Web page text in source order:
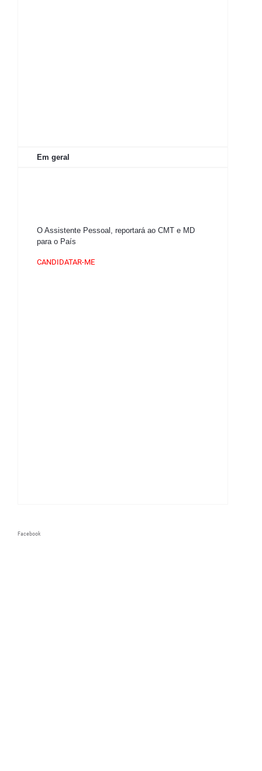
Em geral
O Assistente Pessoal, reportará ao CMT e MD
para o País
CANDIDATAR-ME
Facebook